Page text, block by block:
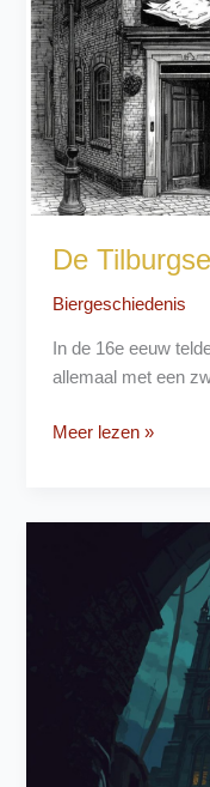
De
Biergeschiedenis
In de 16e eeuw
allemaal met een
De
Meer lezen »